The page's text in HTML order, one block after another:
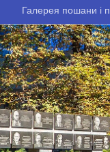
Галерея пошани і